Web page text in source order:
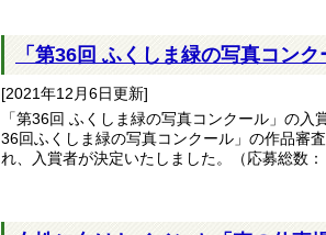
「第36回 ふくしま緑の写真コン
[2021年12月6日更新]
「第36回 ふくしま緑の写真コンクール」の
36回ふくしま緑の写真コンクール」の作品審
れ、入賞者が決定いたしました。（応募総数：